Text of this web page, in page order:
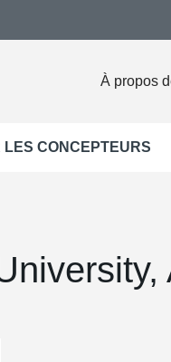
À propos
LES CONCEPTEURS